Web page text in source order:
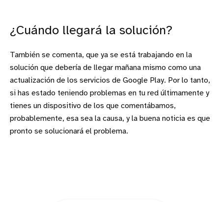
¿Cuándo llegará la solución?
También se comenta, que ya se está trabajando en la
solución que debería de llegar mañana mismo como una
actualización de los servicios de Google Play. Por lo tanto,
si has estado teniendo problemas en tu red últimamente y
tienes un dispositivo de los que comentábamos,
probablemente, esa sea la causa, y la buena noticia es que
pronto se solucionará el problema.